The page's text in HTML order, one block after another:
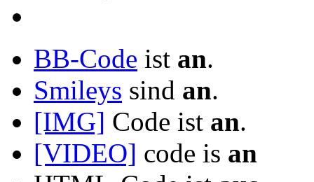
BB-Code ist an.
Smileys sind an.
[IMG] Code ist an.
[VIDEO] code is an